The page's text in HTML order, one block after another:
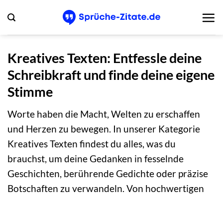
Inhalt
springen
Kreatives Texten: Entfessle deine
Schreibkraft und finde deine eigene
Stimme
Worte haben die Macht, Welten zu erschaffen
und Herzen zu bewegen. In unserer Kategorie
Kreatives Texten findest du alles, was du
brauchst, um deine Gedanken in fesselnde
Geschichten, berührende Gedichte oder präzise
Botschaften zu verwandeln. Von hochwertigen